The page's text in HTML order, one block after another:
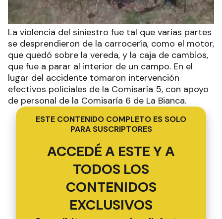
La violencia del siniestro fue tal que varias partes
se desprendieron de la carrocería, como el motor,
que quedó sobre la vereda, y la caja de cambios,
que fue a parar al interior de un campo. En el
lugar del accidente tomaron intervención
efectivos policiales de la Comisaría 5, con apoyo
de personal de la Comisaría 6 de La Bianca.
ESTE CONTENIDO COMPLETO ES SOLO
ACCEDÉ A ESTE Y A
TODOS LOS